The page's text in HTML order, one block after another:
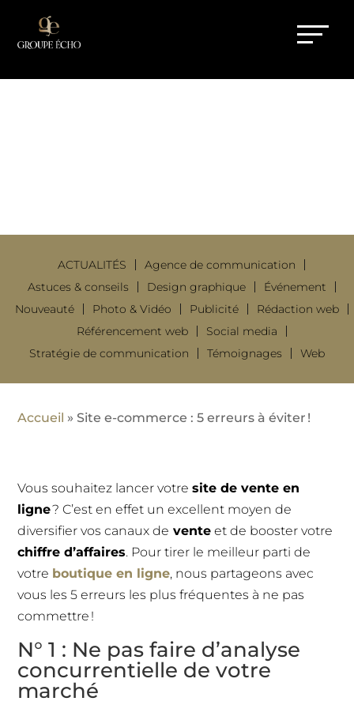
ACTUALITÉS
Agence de communication
Astuces & conseils
Design graphique
Événement
Nouveauté
Photo & Vidéo Publicité
Rédaction web
Référencement web
Social media
Stratégie de communication
Témoignages Web
Accueil »Site e-commerce : 5 erreurs à éviter !
Vous souhaitez lancer votresite de vente en
ligne? C’est en effet un excellent moyen de
diversifier vos canaux de vente et de booster votre
chiffre d’affaires. Pour tirer le meilleur parti de
votre boutique en ligne, nous partageons avec
vous les 5 erreurs les plus fréquentes à ne pas
commettre !
N° 1 : Ne pas faire d’analyse
concurrentielle de votre
marché